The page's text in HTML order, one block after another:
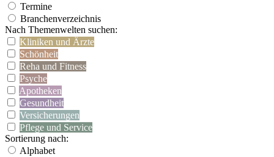
Termine
Branchenverzeichnis
Nach Themenwelten suchen:
Kliniken und Ärzte
Schönheit
Reha und Fitness
Psyche
Apotheken
Gesundheit
Versicherungen
Pflege und Service
Sortierung nach:
Alphabet